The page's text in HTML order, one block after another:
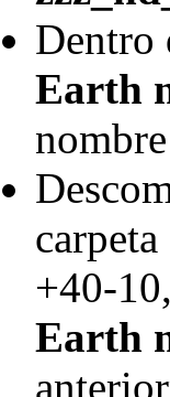
Dentro
Earth
+40-
Earth